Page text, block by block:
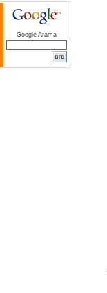
Google Arama